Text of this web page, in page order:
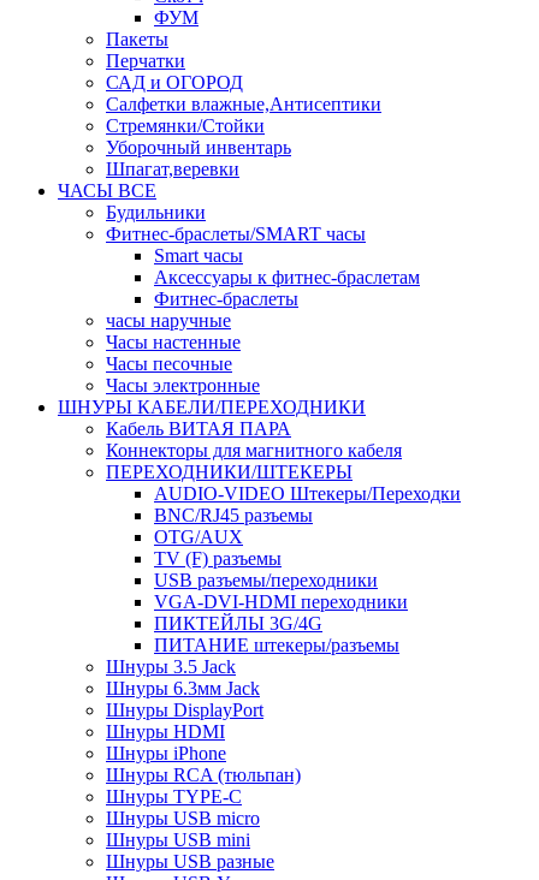
ФУМ
Пакеты
Перчатки
САД и ОГОРОД
Салфетки влажные,Антисептики
Стремянки/Стойки
Уборочный инвентарь
Шпагат,веревки
ЧАСЫ ВСЕ
Будильники
Фитнес-браслеты/SMART часы
Smart часы
Аксессуары к фитнес-браслетам
Фитнес-браслеты
часы наручные
Часы настенные
Часы песочные
Часы электронные
ШНУРЫ КАБЕЛИ/ПЕРЕХОДНИКИ
Кабель ВИТАЯ ПАРА
Коннекторы для магнитного кабеля
ПЕРЕХОДНИКИ/ШТЕКЕРЫ
AUDIO-VIDEO Штекеры/Переходки
BNC/RJ45 разъемы
OTG/AUX
TV (F) разъемы
USB разъемы/переходники
VGA-DVI-HDMI переходники
ПИКТЕЙЛЫ 3G/4G
ПИТАНИЕ штекеры/разъемы
Шнуры 3.5 Jack
Шнуры 6.3мм Jack
Шнуры DisplayPort
Шнуры HDMI
Шнуры iPhone
Шнуры RCA (тюльпан)
Шнуры TYPE-C
Шнуры USB micro
Шнуры USB mini
Шнуры USB разные